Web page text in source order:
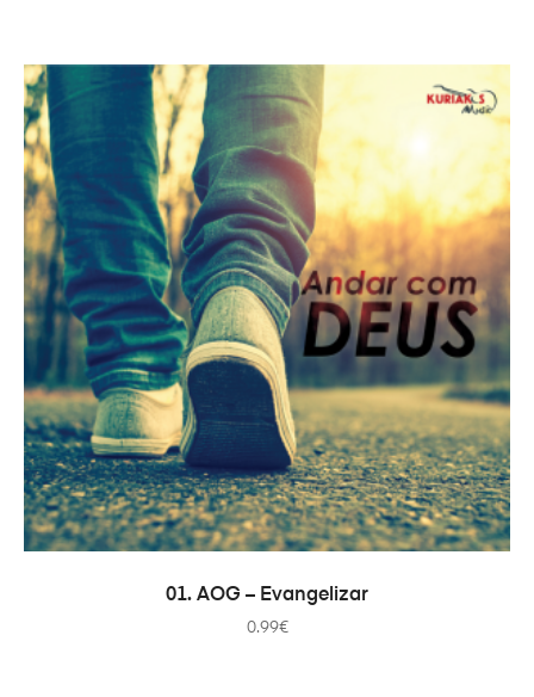
PRIDAŤ DO KOŠÍKA
01. AOG – Evangelizar
0.99€